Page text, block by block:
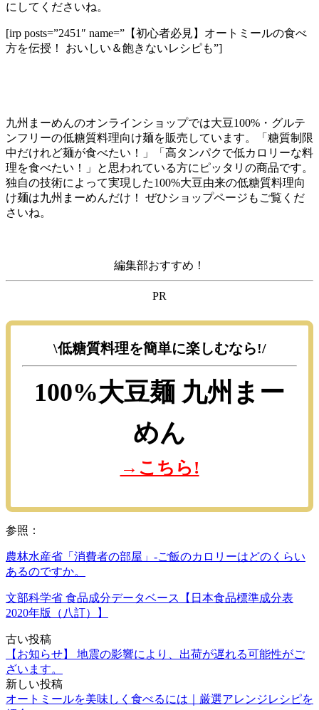
にしてくださいね。
[irp posts=”2451″ name=”【初心者必見】オートミールの食べ
方を伝授！ おいしい＆飽きないレシピも”]
九州まーめんのオンラインショップでは大豆100% ・グルテ
ンフリーの低糖質料理向け麺を販売しています。「糖質制限
中だけれど麺が食べたい！」「高タンパクで低カロリーな料
理を食べたい！」と思われている方にピッタリの商品です。
独自の技術によって実現した100%大豆由来の低糖質料理向
け麺は九州まーめんだけ！ ぜひショップページもご覧くだ
さいね。
編集部おすすめ！
PR
\低糖質料理を簡単に楽しむなら!/
100%大豆麺 九州まー
めん
→こちら!
参照：
農林水産省「消費者の部屋」-ご飯のカロリーはどのくらい
あるのですか。
文部科学省 食品成分データベース【日本食品標準成分表
2020年版（八訂）】
古い投稿
【お知らせ】 地震の影響により、出荷が遅れる可能性がご
ざいます。
新しい投稿
オートミールを美味しく食べるには｜厳選アレンジレシピを